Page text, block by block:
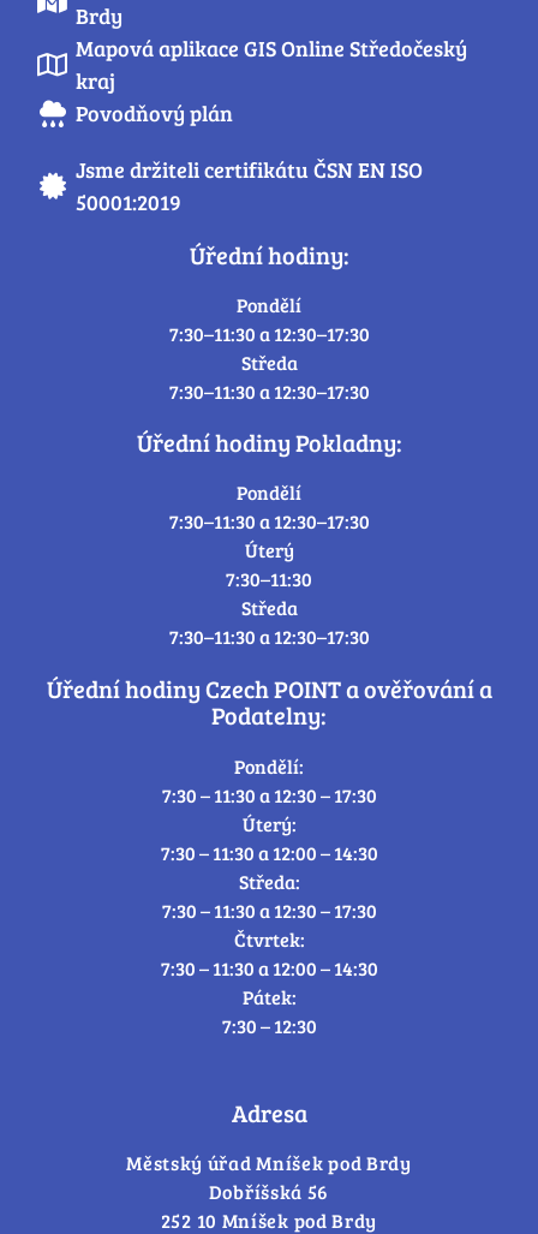
Brdy
Mapová aplikace GIS Online Středočeský
kraj
Povodňový plán
Jsme držiteli certifikátu ČSN EN ISO
50001:2019
Úřední hodiny:
Pondělí
7:30–11:30 a 12:30–17:30
Středa
7:30–11:30 a 12:30–17:30
Úřední hodiny Pokladny:
Pondělí
7:30–11:30 a 12:30–17:30
Úterý
7:30–11:30
Středa
7:30–11:30 a 12:30–17:30
Úřední hodiny Czech POINT a ověřování a
Podatelny:
Pondělí:
7:30 – 11:30 a 12:30 – 17:30
Úterý:
7:30 – 11:30 a 12:00 – 14:30
Středa:
7:30 – 11:30 a 12:30 – 17:30
Čtvrtek:
7:30 – 11:30 a 12:00 – 14:30
Pátek:
7:30 – 12:30
Adresa
Městský úřad Mníšek pod Brdy
Dobříšská 56
252 10 Mníšek pod Brdy